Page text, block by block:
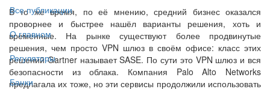
Все публикации
О главном
Регуляторы
Банки
В то же время, по её мнению, средний бизнес оказался
проворнее и быстрее нашёл варианты решения, хоть и
временные. На рынке существуют более продвинутые
решения, чем просто VPN шлюз в своём офисе: класс этих
решений Gartner называет SASE. По сути это VPN шлюз и вся
безопасности из облака. Компания Palo Alto Networks
предлагала их тоже, но эти сервисы продолжили использовать